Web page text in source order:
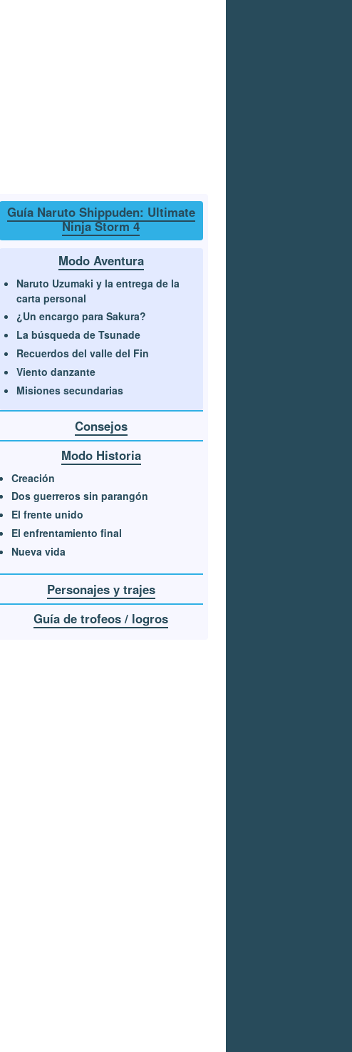
Guía Naruto Shippuden: Ultimate
Ninja Storm 4
Modo Aventura
Naruto Uzumaki y la entrega de la
carta personal
¿Un encargo para Sakura?
La búsqueda de Tsunade
Recuerdos del valle del Fin
Viento danzante
Misiones secundarias
Consejos
Modo Historia
Creación
Dos guerreros sin parangón
El frente unido
El enfrentamiento final
Nueva vida
Personajes y trajes
Guía de trofeos / logros